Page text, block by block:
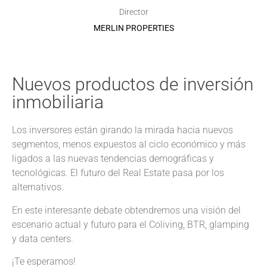
Director
MERLIN PROPERTIES
Nuevos productos de inversión
inmobiliaria
Los inversores están girando la mirada hacia nuevos
segmentos, menos expuestos al ciclo económico y más
ligados a las nuevas tendencias demográficas y
tecnológicas. El futuro del Real Estate pasa por los
alternativos.
En este interesante debate obtendremos una visión del
escenario actual y futuro para el Coliving, BTR, glamping
y data centers.
¡Te esperamos!